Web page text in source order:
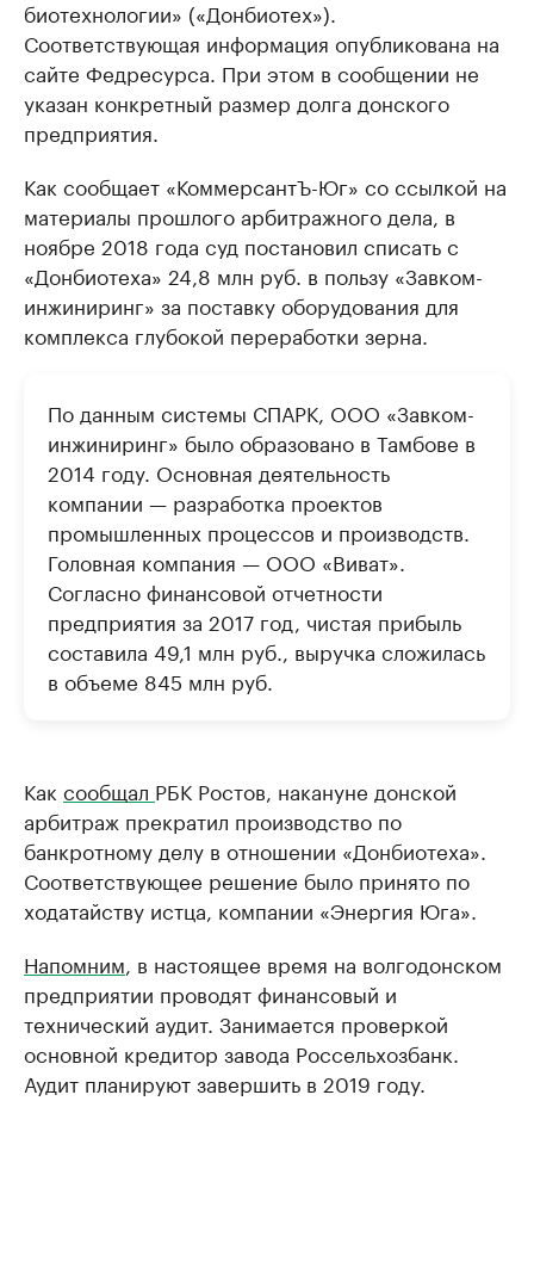
биотехнологии» («Донбиотех»).
Соответствующая информация опубликована на
сайте Федресурса. При этом в сообщении не
указан конкретный размер долга донского
предприятия.
Как сообщает «КоммерсантЪ-Юг» со ссылкой на
материалы прошлого арбитражного дела, в
ноябре 2018 года суд постановил списать с
«Донбиотеха» 24,8 млн руб. в пользу «Завком-
инжиниринг» за поставку оборудования для
комплекса глубокой переработки зерна.
По данным системы СПАРК, ООО «Завком-
инжиниринг» было образовано в Тамбове в
2014 году. Основная деятельность
компании — разработка проектов
промышленных процессов и производств.
Головная компания — ООО «Виват».
Согласно финансовой отчетности
предприятия за 2017 год, чистая прибыль
составила 49,1 млн руб., выручка сложилась
в объеме 845 млн руб.
​Как сообщал РБК Ростов, накануне донской
арбитраж прекратил производство по
банкротному делу в отношении «Донбиотеха».
Соответствующее решение было принято по
ходатайству истца, компании «Энергия Юга».
Напомним , в настоящее время на волгодонском
предприятии проводят финансовый и
технический аудит. Занимается проверкой
основной кредитор завода Россельхозбанк.
Аудит планируют завершить в 2019 году.